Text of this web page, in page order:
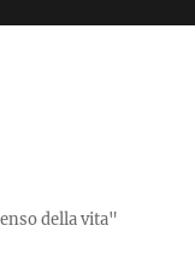
della vita"